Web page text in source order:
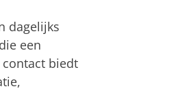
dagelijks
een
biedt